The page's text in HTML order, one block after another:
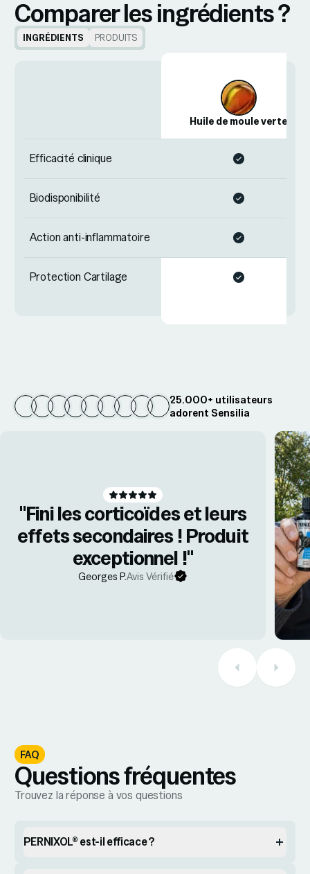
Comparer les ingrédients ?
INGRÉDIENTS PRODUITS
Huile de moule verte
Efficacité clinique
Biodisponibilité
Action anti-inflammatoire
Protection Cartilage
25.000+ utilisateurs
adorent Sensilia
"Fini les corticoïdes et leurs
effets secondaires ! Produit
exceptionnel !"
Georges P.Avis Vérifié
FAQ
Questions fréquentes
Trouvez la réponse à vos questions
PERNIXOL® est-il efficace ?